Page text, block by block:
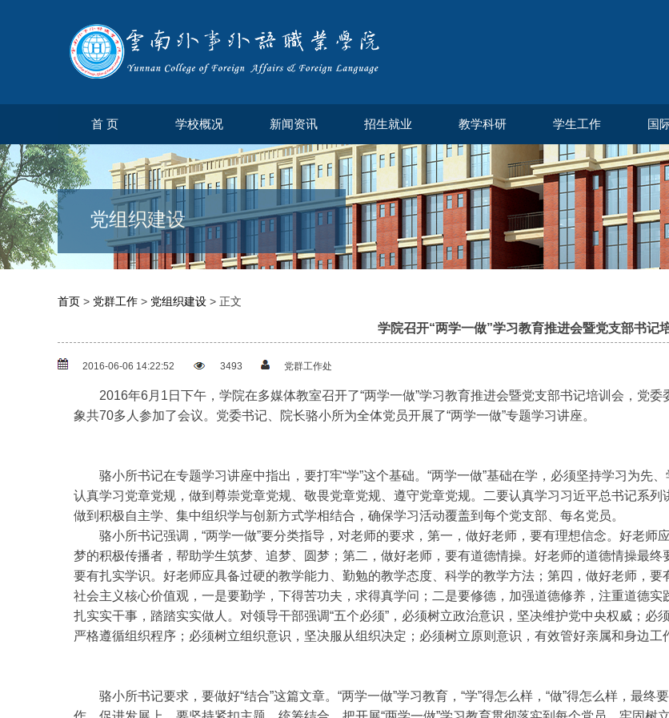
首 页 学校概况 新闻资讯 招生就业 教学科研 学生工作 国
党组织建设
首页 > 党群工作 > 党组织建设 > 正文
学院召开“两学一做”学习教育推进会暨党支部书记
2016-06-06 14:22:52 3493 党群工作处
2016年6月1日下午，学院在多媒体教室召开了“两学一做”学习教育推进会暨党支部书记培训会，党
象共70多人参加了会议。党委书记、院长骆小所为全体党员开展了“两学一做”专题学习讲座。
骆小所书记在专题学习讲座中指出，要打牢“学”这个基础。“两学一做”基础在学，必须坚持学习为先
认真学习党章党规，做到尊崇党章党规、敬畏党章党规、遵守党章党规。二要认真学习习近平总书记系
做到积极自主学、集中组织学与创新方式学相结合，确保学习活动覆盖到每个党支部、每名党员。
骆小所书记强调，“两学一做”要分类指导，对老师的要求，第一，做好老师，要有理想信念。好老师
梦的积极传播者，帮助学生筑梦、追梦、圆梦；第二，做好老师，要有道德情操。好老师的道德情操最
要有扎实学识。好老师应具备过硬的教学能力、勤勉的教学态度、科学的教学方法；第四，做好老师，
社会主义核心价值观，一是要勤学，下得苦功夫，求得真学问；二是要修德，加强道德修养，注重道德
扎实实干事，踏踏实实做人。对领导干部强调“五个必须”，必须树立政治意识，坚决维护党中央权威；必
严格遵循组织程序；必须树立组织意识，坚决服从组织决定；必须树立原则意识，有效管好亲属和身边工
骆小所书记要求，要做好“结合”这篇文章。“两学一做”学习教育，“学”得怎么样，“做”得怎么样，最终